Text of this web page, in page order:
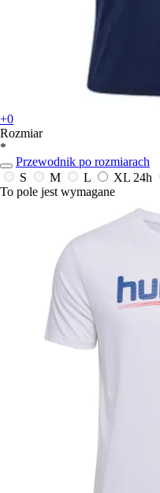
+0
Rozmiar
*
Przewodnik po rozmiarach
S
M L XL 24h
To pole jest wymagane